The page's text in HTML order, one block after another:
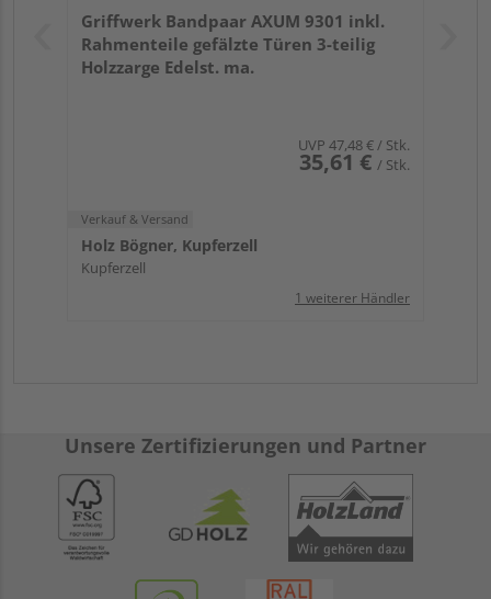
Griffwerk Bandpaar AXUM 9301 inkl.
Rahmenteile gefälzte Türen 3-teilig
Holzzarge Edelst. ma.
UVP 47,48 €/ Stk.
35,61 € / Stk.
Verkauf & Versand
Holz Bögner, Kupferzell
Kupferzell
1 weiterer Händler
Unsere Zertifizierungen und Partner